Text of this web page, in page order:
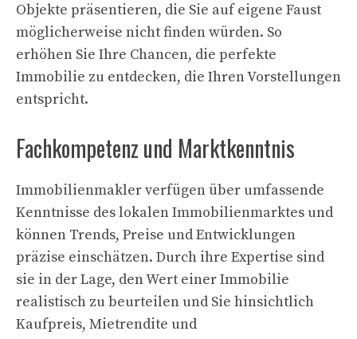
Objekte präsentieren, die Sie auf eigene Faust
möglicherweise nicht finden würden. So
erhöhen Sie Ihre Chancen, die perfekte
Immobilie zu entdecken, die Ihren Vorstellungen
entspricht.
Fachkompetenz und Marktkenntnis
Immobilienmakler verfügen über umfassende
Kenntnisse des lokalen Immobilienmarktes und
können Trends, Preise und Entwicklungen
präzise einschätzen. Durch ihre Expertise sind
sie in der Lage, den Wert einer Immobilie
realistisch zu beurteilen und Sie hinsichtlich
Kaufpreis, Mietrendite und